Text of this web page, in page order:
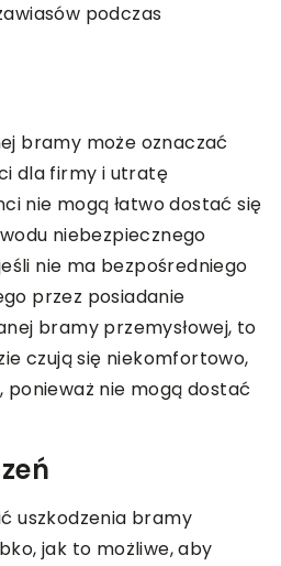
podczas
bramy może oznaczać
dla firmy i utratę
nie mogą łatwo dostać się
niebezpiecznego
nie ma bezpośredniego
przez posiadanie
bramy przemysłowej, to
czują się niekomfortowo,
ponieważ nie mogą dostać
uszkodzenia bramy
jak to możliwe, aby